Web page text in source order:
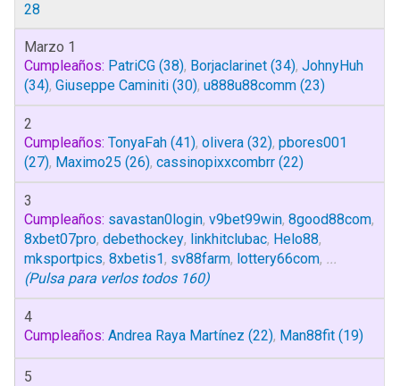
28
Marzo 1
Cumpleaños: PatriCG (38), Borjaclarinet (34), JohnyHuh
(34), Giuseppe Caminiti (30), u888u88comm (23)
2
Cumpleaños: TonyaFah (41), olivera (32), pbores001
(27), Maximo25 (26), cassinopixxcombrr (22)
3
Cumpleaños: savastan0login, v9bet99win, 8good88com,
8xbet07pro, debethockey, linkhitclubac, Helo88,
mksportpics, 8xbetis1, sv88farm, lottery66com, ...
(Pulsa para verlos todos 160)
4
Cumpleaños: Andrea Raya Martínez (22), Man88fit (19)
5